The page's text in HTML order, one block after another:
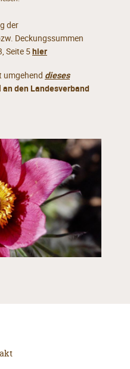
der
Deckungssummen
Seite 5hier
umgehend dieses
an den Landesverband